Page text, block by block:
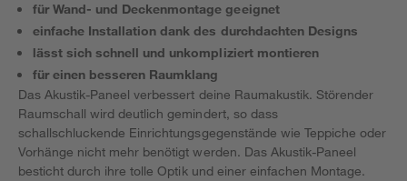
für Wand- und Deckenmontage geeignet
einfache Installation dank des durchdachten Designs
lässt sich schnell und unkompliziert montieren
für einen besseren Raumklang
Das Akustik-Paneel verbessert deine Raumakustik. Störender
Raumschall wird deutlich gemindert, so dass
schallschluckende Einrichtungsgegenstände wie Teppiche oder
Vorhänge nicht mehr benötigt werden. Das Akustik-Paneel
besticht durch ihre tolle Optik und einer einfachen Montage.